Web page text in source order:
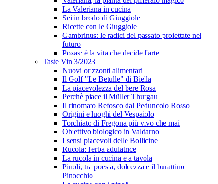
La Valeriana in cucina
Sei in brodo di Giuggiole
Ricette con le Giuggiole
Gambrinus: le radici del passato proiettate nel
futuro
Pozas: è la vita che decide l'arte
Taste Vin 3/2023
Nuovi orizzonti alimentari
Il Golf "Le Betulle" di Biella
La piacevolezza del bere Rosa
Perchè piace il Müller Thurgau
Il rinomato Refosco dal Peduncolo Rosso
Origini e luoghi del Vespaiolo
Torchiato di Fregona più vivo che mai
Obiettivo biologico in Valdarno
I sensi piacevoli delle Bollicine
Rucola: l'erba adulatrice
La rucola in cucina e a tavola
Pinoli, tra poesia, dolcezza e il burattino
Pinocchio